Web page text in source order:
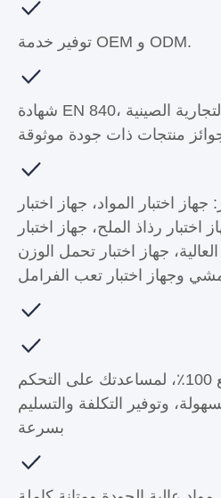
توفير خدمة OEM و ODM.
شهادة EN 840، العلامة التجارية الصينية
جهاز اختبار المواد، جهاز اختبار
اختبار رذاذ الملح، جهاز اختبار
جهاز اختبار تحمل الوزن
وجهاز اختبار تعب الفرامل
مخرج المصنع 100٪، لمساعدتك على التحكم
وتوفير التكلفة والتسليم
بسرعة